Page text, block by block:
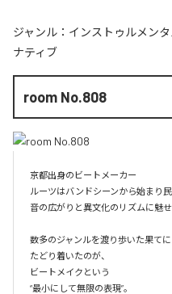
ジャンル： インストゥルメン
ナティブ
room No.808
京都出身のビートメーカー
ルーツはバンドシーンから始まり
音の広がりと異文化のリズムに魅せ
数多のジャンルを渡り歩いた果てに
たどり着いたのが、
ビートメイクという
“最小にして無限の表現”。